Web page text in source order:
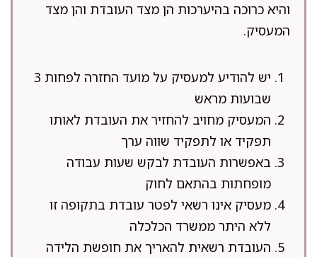
והיא כרוכה בהיערכות הן מצד העובדת והן מצד
המעסיק.
יש להודיע למעסיק על מועד החזרה לפחות 3
שבועות מראש
המעסיק מחויב להחזיר את העובדת לאותו
תפקיד או לתפקיד שווה ערך
באפשרות העובדת לבקש שעות עבודה
מופחתות בהתאם לחוק
מעסיק אינו רשאי לפטר עובדת בתקופה זו
ללא היתר ממשרד הכלכלה
העובדת רשאית להאריך את חופשת הלידה